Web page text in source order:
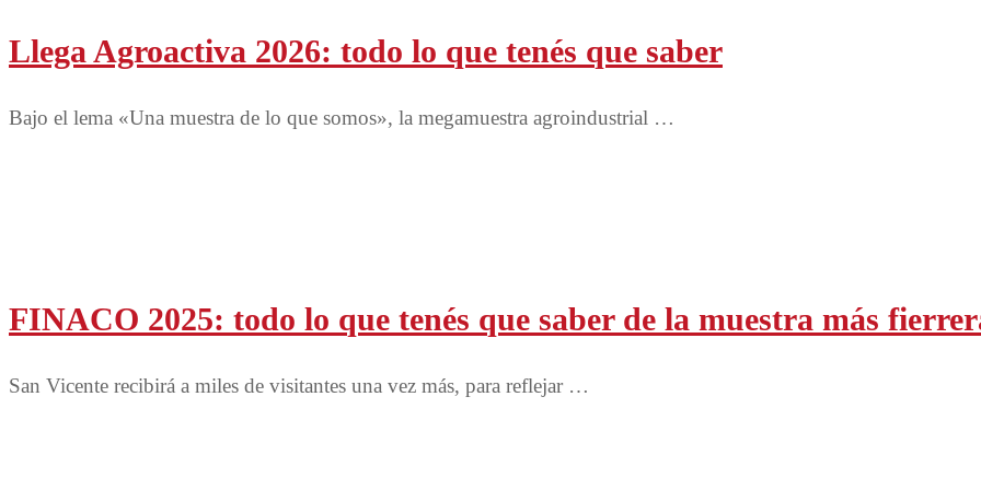
Llega Agroactiva 2026: todo lo que tenés que saber
Bajo el lema «Una muestra de lo que somos», la megamuestra agroindustrial …
FINACO 2025: todo lo que tenés que saber de la muestra más
San Vicente recibirá a miles de visitantes una vez más, para reflejar …